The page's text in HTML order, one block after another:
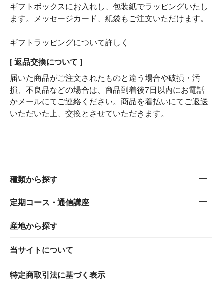
ギフトボックスにお入れし、包装紙でラッピングいたし
ます。メッセージカード、紙袋もご注文いただけます。
ギフトラッピングについて詳しく
[ 返品交換について ]
届いた商品がご注文されたものと違う場合や破損・汚
損、不良品などの場合は、商品到着後7日以内にお電話
かメールにてご連絡ください。商品を着払いにてご返送
いただいた上、交換とさせていただきます。
種類から探す
定期コース・通信講座
産地から探す
当サイトについて
特定商取引法に基づく表示